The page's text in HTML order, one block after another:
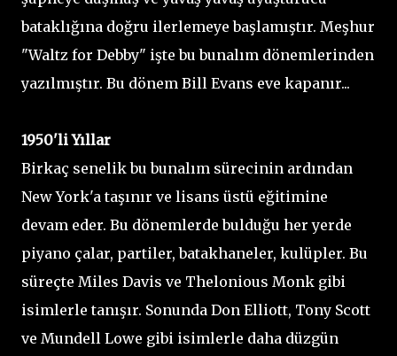
bataklığına doğru ilerlemeye başlamıştır. Meşhur
"Waltz for Debby" işte bu bunalım dönemlerinden
yazılmıştır. Bu dönem Bill Evans eve kapanır...
1950'li Yıllar
Birkaç senelik bu bunalım sürecinin ardından
New York'a taşınır ve lisans üstü eğitimine
devam eder. Bu dönemlerde bulduğu her yerde
piyano çalar, partiler, batakhaneler, kulüpler. Bu
süreçte Miles Davis ve Thelonious Monk gibi
isimlerle tanışır. Sonunda Don Elliott, Tony Scott
ve Mundell Lowe gibi isimlerle daha düzgün